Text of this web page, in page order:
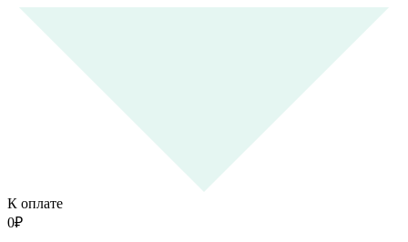
К оплате
0₽